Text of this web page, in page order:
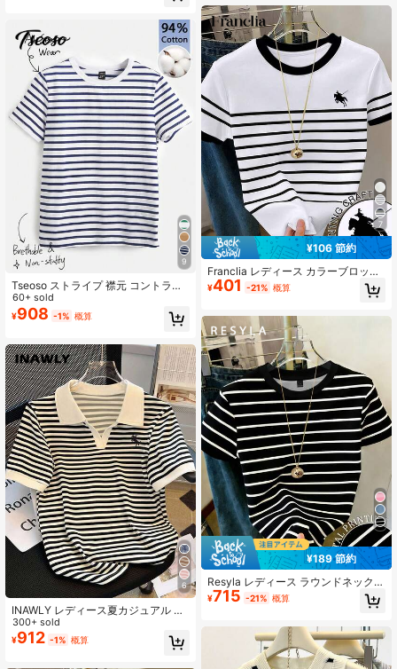
9
Tseoso ストライプ 襟元 コントラス
トカラー トップス レディース
60+ sold
¥908 -1% 概算
6
INAWLY レディース夏カジュアル ス
トライプ ポロカラー 半袖Tシャツ
300+ sold
¥912 -1% 概算
ュアル アウトドアトップス、ブライ
トカラーグラフィックデザイン、散
歩、旅行、ストリートフォトに適し
ています
7
¥106 節約
Franclia レディース カラーブロック
ナイトプリント ストライプ 半袖 カ
ジュアル ラウンドネック Tシャツ
¥401 -21% 概算
¥189 節約
Resyla レディース ラウンドネック
ストライプ カジュアル 多用途 デイ
リーウェア トップス
¥715 -21% 概算